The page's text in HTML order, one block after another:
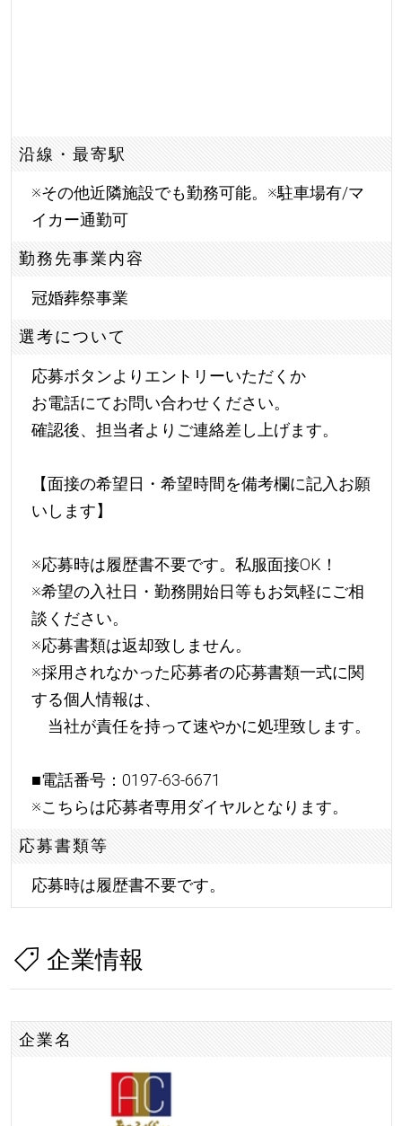
沿線・最寄駅
※その他近隣施設でも勤務可能。※駐車場有/マ
イカー通勤可
勤務先事業内容
冠婚葬祭事業
選考について
応募ボタンよりエントリーいただくか
お電話にてお問い合わせください。
確認後、担当者よりご連絡差し上げます。
【面接の希望日・希望時間を備考欄に記入お願
いします】
※応募時は履歴書不要です。私服面接OK！
※希望の入社日・勤務開始日等もお気軽にご相
談ください。
※応募書類は返却致しません。
※採用されなかった応募者の応募書類一式に関
する個人情報は、
当社が責任を持って速やかに処理致します。
■電話番号：0197-63-6671
※こちらは応募者専用ダイヤルとなります。
応募書類等
応募時は履歴書不要です。
企業情報
企業名